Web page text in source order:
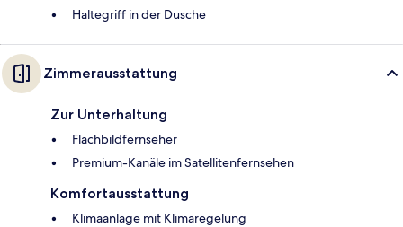
Haltegriff in der Dusche
Zimmerausstattung
Zur Unterhaltung
Flachbildfernseher
Premium-Kanäle im Satellitenfernsehen
Komfortausstattung
Klimaanlage mit Klimaregelung